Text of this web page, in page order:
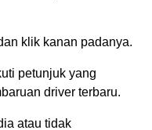
klik kanan padanya.
petunjuk yang
driver terbaru.
atau tidak